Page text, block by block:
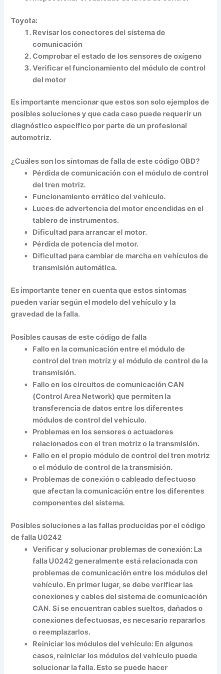
Toyota:
Revisar los conectores del sistema de
comunicación
Comprobar el estado de los sensores de oxígeno
Verificar el funcionamiento del módulo de control
del motor
Es importante mencionar que estos son solo ejemplos de
posibles soluciones y que cada caso puede requerir un
diagnóstico específico por parte de un profesional
automotriz.
¿Cuáles son los síntomas de falla de este código OBD?
Pérdida de comunicación con el módulo de control
del tren motriz.
Funcionamiento errático del vehículo.
Luces de advertencia del motor encendidas en el
tablero de instrumentos.
Dificultad para arrancar el motor.
Pérdida de potencia del motor.
Dificultad para cambiar de marcha en vehículos de
transmisión automática.
Es importante tener en cuenta que estos síntomas
pueden variar según el modelo del vehículo y la
gravedad de la falla.
Posibles causas de este código de falla
Fallo en la comunicación entre el módulo de
control del tren motriz y el módulo de control de la
transmisión.
Fallo en los circuitos de comunicación CAN
(Control Area Network) que permiten la
transferencia de datos entre los diferentes
módulos de control del vehículo.
Problemas en los sensores o actuadores
relacionados con el tren motriz o la transmisión.
Fallo en el propio módulo de control del tren motriz
o el módulo de control de la transmisión.
Problemas de conexión o cableado defectuoso
que afectan la comunicación entre los diferentes
componentes del sistema.
Posibles soluciones a las fallas producidas por el código
de falla U0242
Verificar y solucionar problemas de conexión: La
falla U0242 generalmente está relacionada con
problemas de comunicación entre los módulos del
vehículo. En primer lugar, se debe verificar las
conexiones y cables del sistema de comunicación
CAN. Si se encuentran cables sueltos, dañados o
conexiones defectuosas, es necesario repararlos
o reemplazarlos.
Reiniciar los módulos del vehículo: En algunos
casos, reiniciar los módulos del vehículo puede
solucionar la falla. Esto se puede hacer